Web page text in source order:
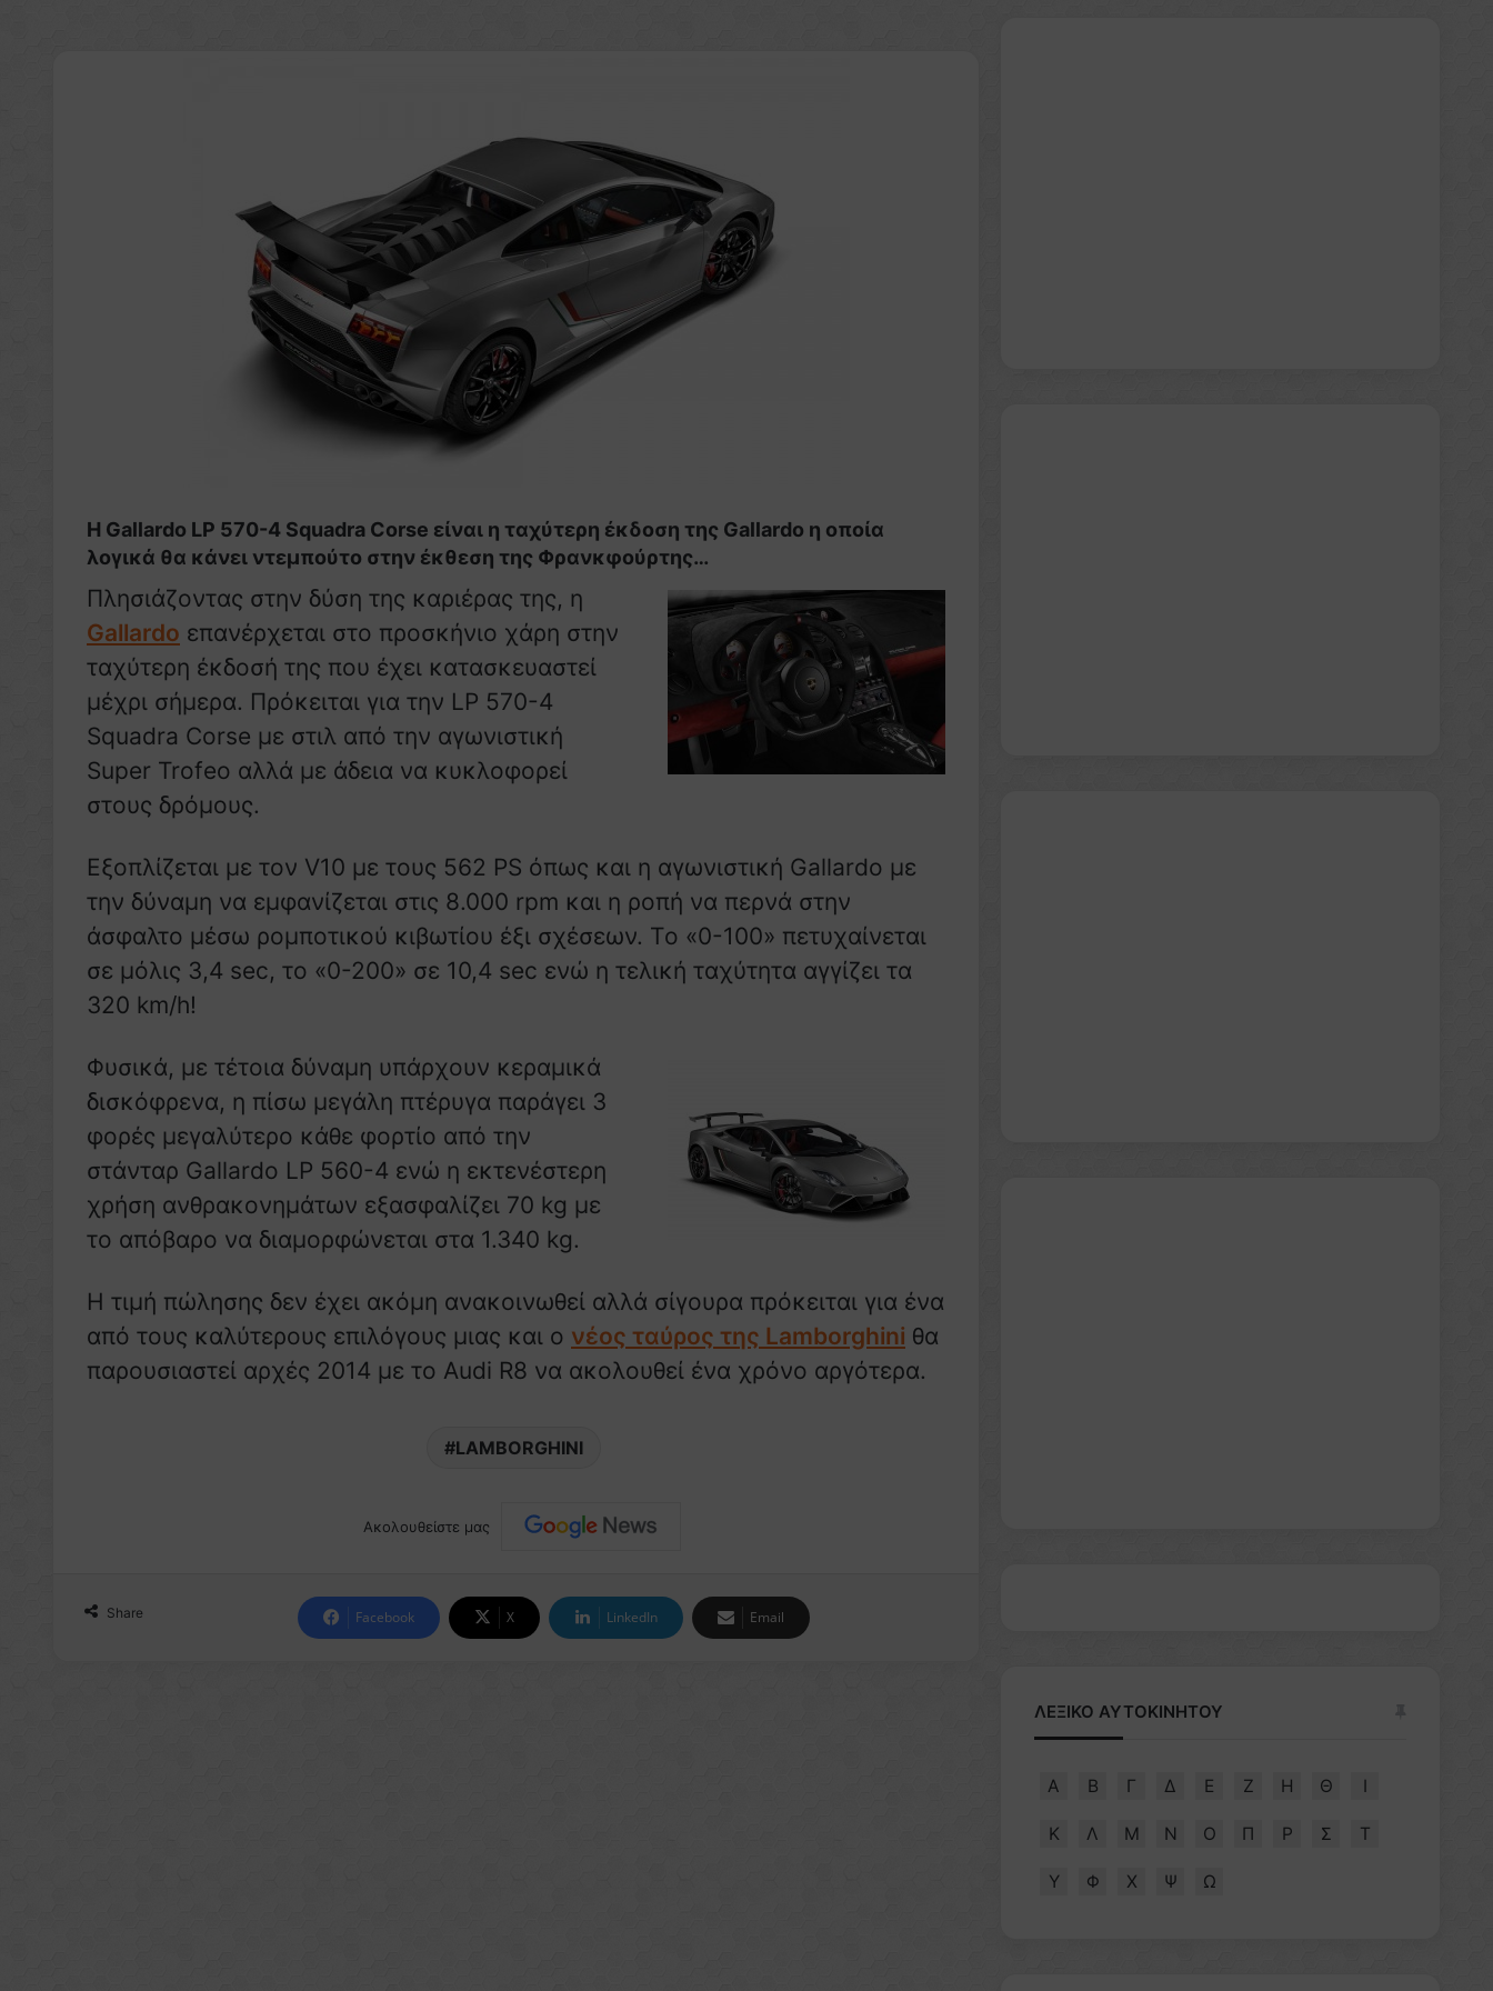
Η Gallardo LP 570-4 Squadra Corse είναι η ταχύτερη έκδοση της Gallardo η οποία
λογικά θα κάνει ντεμπούτο στην έκθεση της Φρανκφούρτης…
Πλησιάζοντας στην δύση της καριέρας της, η
Gallardo επανέρχεται στο προσκήνιο χάρη στην
ταχύτερη έκδοσή της που έχει κατασκευαστεί
μέχρι σήμερα. Πρόκειται για την LP 570-4
Squadra Corse με στιλ από την αγωνιστική
Super Trofeo αλλά με άδεια να κυκλοφορεί
στους δρόμους.
Εξοπλίζεται με τον V10 με τους 562 PS όπως και η αγωνιστική Gallardo με
την δύναμη να εμφανίζεται στις 8.000 rpm και η ροπή να περνά στην
άσφαλτο μέσω ρομποτικού κιβωτίου έξι σχέσεων. Τo «0-100» πετυχαίνεται
σε μόλις 3,4 sec, το «0-200» σε 10,4 sec ενώ η τελική ταχύτητα αγγίζει τα
320 km/h!
Φυσικά, με τέτοια δύναμη υπάρχουν κεραμικά
δισκόφρενα, η πίσω μεγάλη πτέρυγα παράγει 3
φορές μεγαλύτερο κάθε φορτίο από την
στάνταρ Gallardo LP 560-4 ενώ η εκτενέστερη
χρήση ανθρακονημάτων εξασφαλίζει 70 kg με
το απόβαρο να διαμορφώνεται στα 1.340 kg.
Η τιμή πώλησης δεν έχει ακόμη ανακοινωθεί αλλά σίγουρα πρόκειται για ένα
από τους καλύτερους επιλόγους μιας και ο νέος ταύρος της Lamborghini θα
παρουσιαστεί αρχές 2014 με το Audi R8 να ακολουθεί ένα χρόνο αργότερα.
LAMBORGHINI
Ακολουθείστε μας
Share Facebook X LinkedIn Email
ΛΕΞΙΚΟ ΑΥΤΟΚΙΝΗΤΟΥ
Α Β Γ Δ Ε Ζ Η Θ Ι
Κ Λ Μ Ν Ο Π Ρ Σ Τ
Υ Φ Χ Ψ Ω